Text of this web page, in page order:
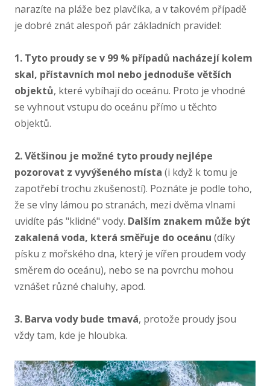
narazíte na pláže bez plavčíka, a v takovém případě
je dobré znát alespoň pár základních pravidel:
1. Tyto proudy se v 99 % případů nacházejí kolem
skal, přístavních mol nebo jednoduše větších
objektů, které vybíhají do oceánu. Proto je vhodné
se vyhnout vstupu do oceánu přímo u těchto
objektů.
2. Většinou je možné tyto proudy nejlépe
pozorovat z vyvýšeného místa (i když k tomu je
zapotřebí trochu zkušeností). Poznáte je podle toho,
že se vlny lámou po stranách, mezi dvěma vlnami
uvidíte pás "klidné" vody. Dalším znakem může být
zakalená voda, která směřuje do oceánu (díky
písku z mořského dna, který je vířen proudem vody
směrem do oceánu), nebo se na povrchu mohou
vznášet různé chaluhy, apod.
3. Barva vody bude tmavá, protože proudy jsou
vždy tam, kde je hloubka.